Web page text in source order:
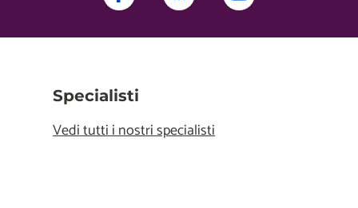
Specialisti
Vedi tutti i nostri specialisti